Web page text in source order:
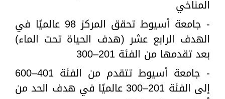
المناخي
- جامعة أسيوط تحقق المركز 98 عالميًا في
الهدف الرابع عشر (هدف الحياة تحت الماء)
بعد تقدمها من الفئة 201–300
- جامعة أسيوط تتقدم من الفئة 401–600
إلى الفئة 201–300 عالميًا في هدف الحد من